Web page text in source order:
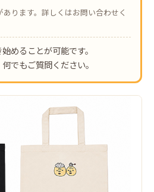
ります。詳しくはお問い合わせく
めることが可能です。
でもご質問ください。